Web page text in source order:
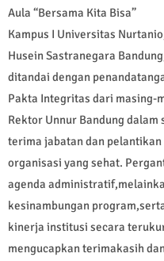
Aula “Bersama Kita Bisa”
Kampus I Universitas
Husein Sastranegara
ditandai dengan
Pakta Integritas dari masing-
Rektor Unnur Bandung
terima jabatan dan
organisasi yang sehat.
agenda
kesinambungan
kinerja institusi secara
mengucapkan terimakasih